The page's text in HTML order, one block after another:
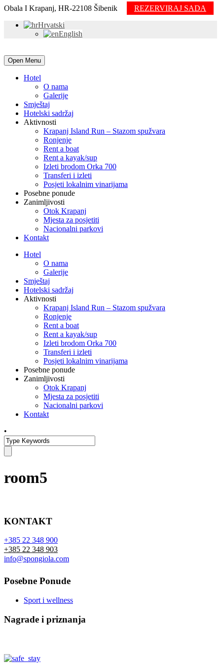
Obala I Krapanj, HR-22108 Šibenik
REZERVIRAJ SADA
Hrvatski
English
Open Menu
Hotel
O nama
Galerije
Smještaj
Hotelski sadržaj
Aktivnosti
Krapanj Island Run – Stazom spužvara
Ronjenje
Rent a boat
Rent a kayak/sup
Izleti brodom Orka 700
Transferi i izleti
Posjeti lokalnim vinarijama
Posebne ponude
Zanimljivosti
Otok Krapanj
Mjesta za posjetiti
Nacionalni parkovi
Kontakt
Hotel
O nama
Galerije
Smještaj
Hotelski sadržaj
Aktivnosti
Krapanj Island Run – Stazom spužvara
Ronjenje
Rent a boat
Rent a kayak/sup
Izleti brodom Orka 700
Transferi i izleti
Posjeti lokalnim vinarijama
Posebne ponude
Zanimljivosti
Otok Krapanj
Mjesta za posjetiti
Nacionalni parkovi
Kontakt
•
room5
KONTAKT
+385 22 348 900
+385 22 348 903
info@spongiola.com
Posebne Ponude
Sport i wellness
Nagrade i priznanja